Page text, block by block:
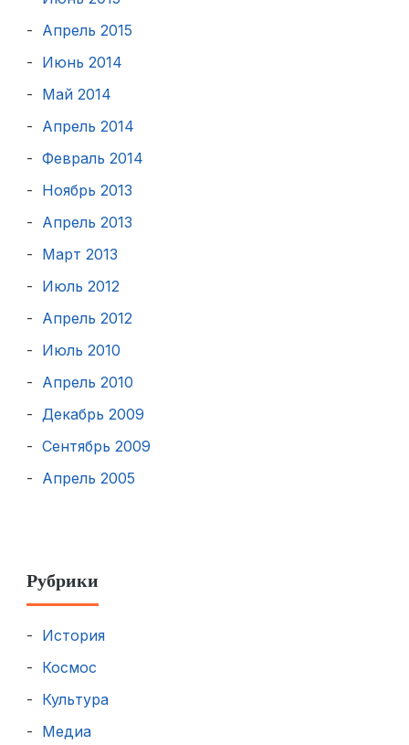
Апрель 2015
Июнь 2014
Май 2014
Апрель 2014
Февраль 2014
Ноябрь 2013
Апрель 2013
Март 2013
Июль 2012
Апрель 2012
Июль 2010
Апрель 2010
Декабрь 2009
Сентябрь 2009
Апрель 2005
Рубрики
История
Космос
Культура
Медиа